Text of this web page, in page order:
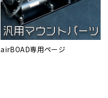
airBOAD専用ページ